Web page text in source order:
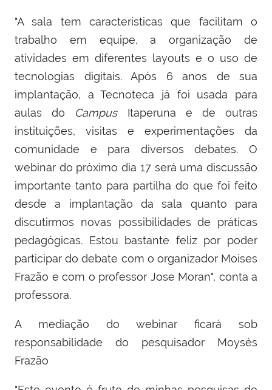
"A sala tem características que facilitam o
trabalho em equipe, a organização de
atividades em diferentes layouts e o uso de
tecnologias digitais. Após 6 anos de sua
implantação, a Tecnoteca já foi usada para
aulas do CampusItaperuna e de outras
instituições, visitas e experimentações da
comunidade e para diversos debates. O
webinar do próximo dia 17 será uma discussão
importante tanto para partilha do que foi feito
desde a implantação da sala quanto para
discutirmos novas possibilidades de práticas
pedagógicas. Estou bastante feliz por poder
participar do debate com o organizador Moises
Frazão e com o professor Jose Moran", conta a
professora.
A mediação do webinar ficará sob
responsabilidade do pesquisador Moysés
Frazão